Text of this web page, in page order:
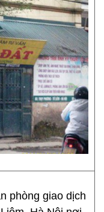
phòng giao dịch